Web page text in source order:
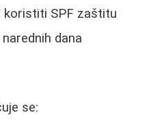
koristiti SPF zaštitu
dana
se: